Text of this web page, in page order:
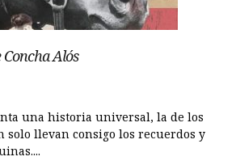
Alós
una historia universal, la de los
solo llevan consigo los recuerdos y